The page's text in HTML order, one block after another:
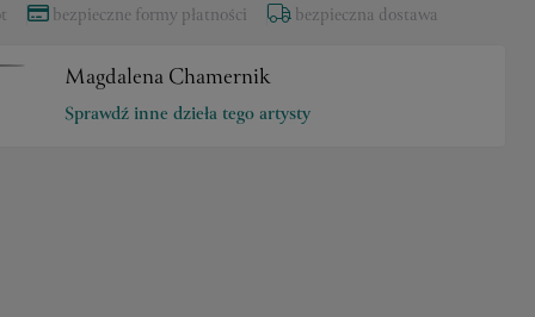
bezpieczne formy płatności bezpieczna dostawa
Magdalena Chamernik
Sprawdź inne dzieła tego artysty